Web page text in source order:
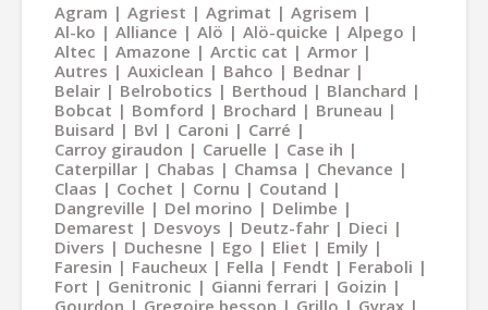
Agram Agriest Agrimat
Agrisem
Al-ko
Alliance Alö Alö-quicke
Alpego
Altec
Amazone Arctic cat
Armor
Autres
Auxiclean Bahco
Bednar
Belair
Belrobotics Berthoud
Blanchard
Bobcat
Bomford Brochard
Bruneau
Buisard
Bvl Caroni
Carré
Carroy giraudon
Caruelle
Case ih
Caterpillar
Chabas Chamsa
Chevance
Claas
Cochet Cornu
Coutand
Dangreville
Del morino
Delimbe
Demarest
Desvoys Deutz-fahr
Dieci
Divers
Duchesne Ego Eliet
Emily
Faresin
Faucheux Fella Fendt
Feraboli
Fort
Genitronic Gianni ferrari
Goizin
Gourdon
Gregoire besson Grillo
Gyrax